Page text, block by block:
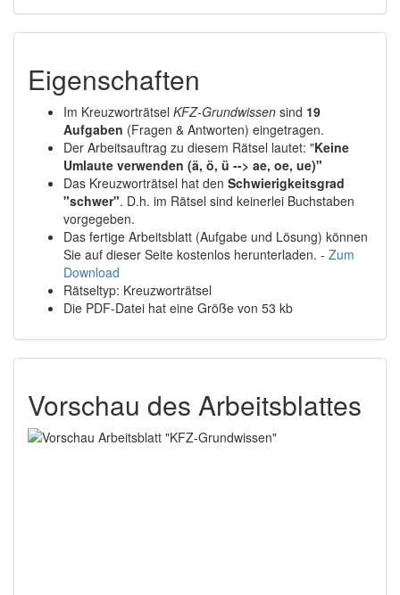
Eigenschaften
Im Kreuzworträtsel KFZ-Grundwissen sind 19
Aufgaben (Fragen & Antworten) eingetragen.
Der Arbeitsauftrag zu diesem Rätsel lautet: "Keine
Umlaute verwenden (ä, ö, ü --> ae, oe, ue)"
Das Kreuzworträtsel hat den Schwierigkeitsgrad
"schwer". D.h. im Rätsel sind keinerlei Buchstaben
vorgegeben.
Das fertige Arbeitsblatt (Aufgabe und Lösung) können
Sie auf dieser Seite kostenlos herunterladen. - Zum
Download
Rätseltyp: Kreuzworträtsel
Die PDF-Datei hat eine Größe von 53 kb
Vorschau des Arbeitsblattes